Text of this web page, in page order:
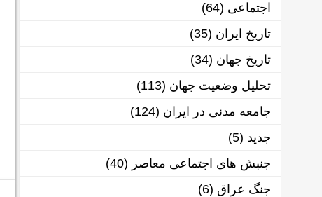
اجتماعی (64)
تاریخ ایران (35)
تاریخ جهان (34)
تحلیل وضعیت جهان (113)
جامعه مدنی در ایران (124)
جدید (5)
جنبش های اجتماعی معاصر (40)
جنگ عراق (6)